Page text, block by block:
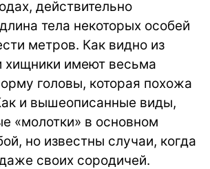
действительно
тела некоторых особей
метров. Как видно из
хищники имеют весьма
головы, которая похожа
и вышеописанные виды,
«молотки» в основном
но известны случаи, когда
своих сородичей.